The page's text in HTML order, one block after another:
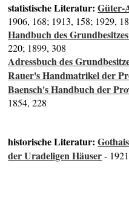
statistische Literatur:Güter-
1906, 168; 1913, 158; 1929,
Handbuch des
220; 1899, 308
Adressbuch des
Rauer's Handmatrikel der
Baensch's Handbuch der
1854, 228
historische Literatur:
der Uradeligen Häuser-